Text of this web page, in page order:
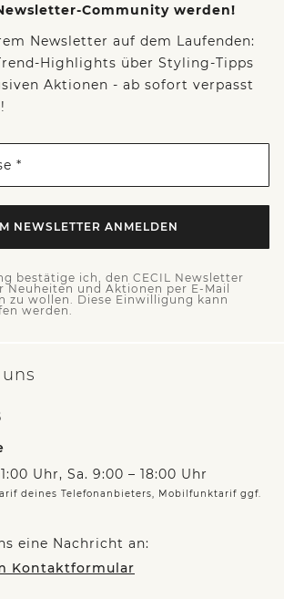
Community werden!
Newsletter auf dem Laufenden:
Highlights über Styling-Tipps
Aktionen - ab sofort verpasst
*
NEWSLETTER ANMELDEN
bestätige ich, den CECIL Newsletter
Neuheiten und Aktionen per E-Mail
zu wollen. Diese Einwilligung kann
werden.
Uhr, Sa. 9:00 – 18:00 Uhr
deines Telefonanbieters, Mobilfunktarif ggf.
eine Nachricht an:
Kontaktformular